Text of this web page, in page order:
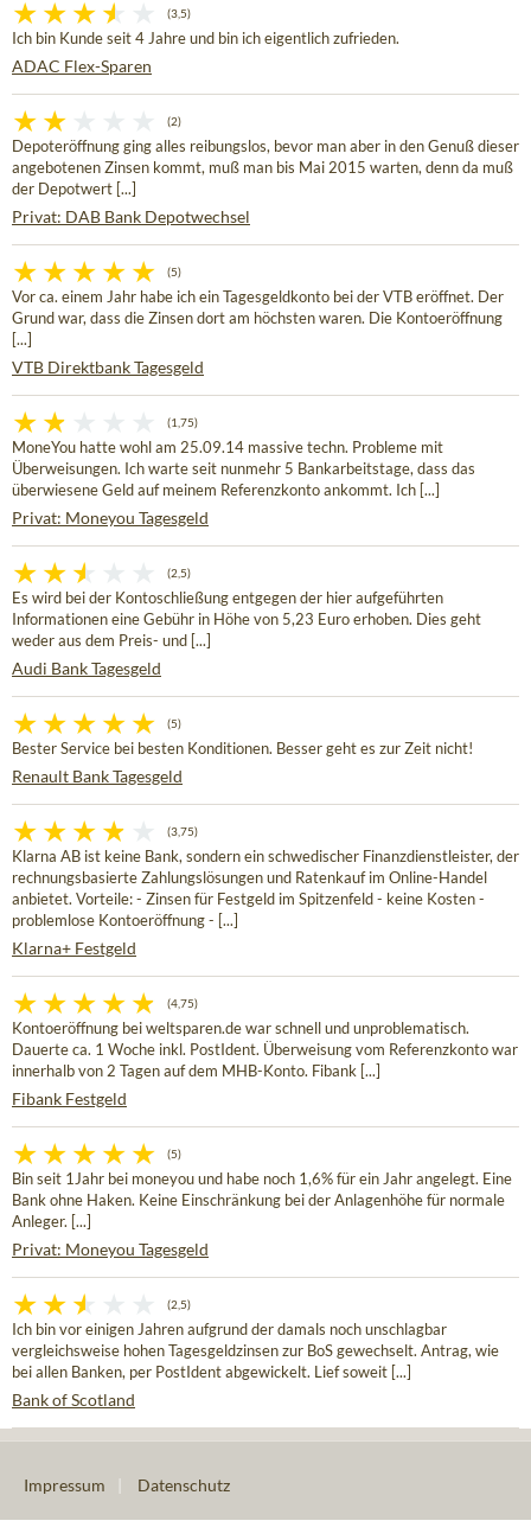
(3,5)
Ich bin Kunde seit 4 Jahre und bin ich eigentlich zufrieden.
ADAC Flex-Sparen
(2)
Depoteröffnung ging alles reibungslos, bevor man aber in den Genuß dieser
angebotenen Zinsen kommt, muß man bis Mai 2015 warten, denn da muß
der Depotwert [...]
Privat: DAB Bank Depotwechsel
(5)
Vor ca. einem Jahr habe ich ein Tagesgeldkonto bei der VTB eröffnet. Der
Grund war, dass die Zinsen dort am höchsten waren. Die Kontoeröffnung
[...]
VTB Direktbank Tagesgeld
(1,75)
MoneYou hatte wohl am 25.09.14 massive techn. Probleme mit
Überweisungen. Ich warte seit nunmehr 5 Bankarbeitstage, dass das
überwiesene Geld auf meinem Referenzkonto ankommt. Ich [...]
Privat: Moneyou Tagesgeld
(2,5)
Es wird bei der Kontoschließung entgegen der hier aufgeführten
Informationen eine Gebühr in Höhe von 5,23 Euro erhoben. Dies geht
weder aus dem Preis- und [...]
Audi Bank Tagesgeld
(5)
Bester Service bei besten Konditionen. Besser geht es zur Zeit nicht!
Renault Bank Tagesgeld
(3,75)
Klarna AB ist keine Bank, sondern ein schwedischer Finanzdienstleister, der
rechnungsbasierte Zahlungslösungen und Ratenkauf im Online-Handel
anbietet. Vorteile: - Zinsen für Festgeld im Spitzenfeld - keine Kosten -
problemlose Kontoeröffnung - [...]
Klarna+ Festgeld
(4,75)
Kontoeröffnung bei weltsparen.de war schnell und unproblematisch.
Dauerte ca. 1 Woche inkl. PostIdent. Überweisung vom Referenzkonto war
innerhalb von 2 Tagen auf dem MHB-Konto. Fibank [...]
Fibank Festgeld
(5)
Bin seit 1Jahr bei moneyou und habe noch 1,6% für ein Jahr angelegt. Eine
Bank ohne Haken. Keine Einschränkung bei der Anlagenhöhe für normale
Anleger. [...]
Privat: Moneyou Tagesgeld
(2,5)
Ich bin vor einigen Jahren aufgrund der damals noch unschlagbar
vergleichsweise hohen Tagesgeldzinsen zur BoS gewechselt. Antrag, wie
bei allen Banken, per PostIdent abgewickelt. Lief soweit [...]
Bank of Scotland
Impressum Datenschutz